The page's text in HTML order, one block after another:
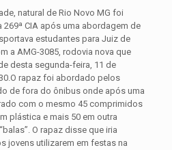
natural de Rio Novo MG foi
CIA após uma abordagem de
estudantes para Juiz de
a AMG-3085, rodovia nova que
desta segunda-feira, 11 de
O rapaz foi abordado pelos
de fora do ônibus onde após uma
com o mesmo 45 comprimidos
plástica e mais 50 em outra
O rapaz disse que iria
jovens utilizarem em festas na